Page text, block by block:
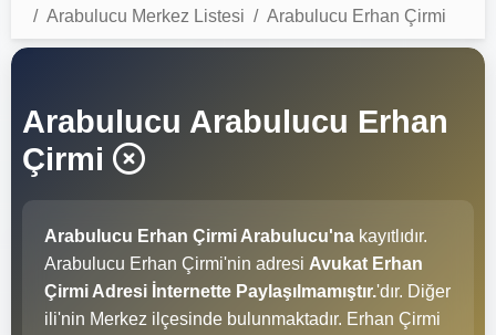
Arabulucu Merkez Listesi
Arabulucu Erhan Çirmi
Arabulucu Arabulucu Erhan
Çirmi
Arabulucu Erhan Çirmi Arabulucu'na kayıtlıdır.
Arabulucu Erhan Çirmi'nin adresi Avukat Erhan
Çirmi Adresi İnternette Paylaşılmamıştır.'dır. Diğer
ili'nin Merkez ilçesinde bulunmaktadır. Erhan Çirmi